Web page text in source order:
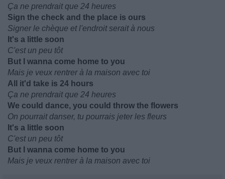
Ça ne prendrait que 24 heures
Sign the check and the place is ours
Signer le chèque et l'endroit serait à nous
It's a little soon
C'est un peu tôt
But I wanna come home to you
Mais je veux rentrer à la maison avec toi
All it'd take is 24 hours
Ça ne prendrait que 24 heures
We could dance, you could throw the flowers
On pourrait danser, tu pourrais jeter les fleurs
It's a little soon
C'est un peu tôt
But I wanna come home to you
Mais je veux rentrer à la maison avec toi